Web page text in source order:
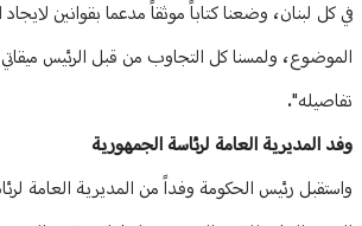
في كل لبنان، وضعنا كتاباً موثقاً مدعما بقوانين
الموضوع، ولمسنا كل التجاوب من قبل الرئيس
تفاصيله".
وفد المديرية العامة لرئاسة الجمهورية
واستقبل رئيس الحكومة وفداً من المديرية العامة